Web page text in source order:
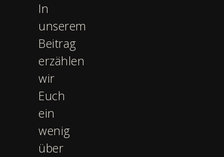
In
unserem
Beitrag
erzählen
wir
Euch
ein
wenig
über